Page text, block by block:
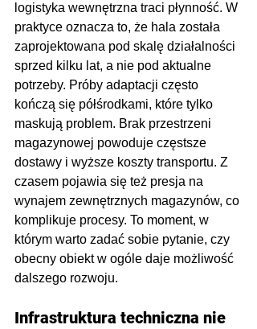
logistyka wewnętrzna traci płynność. W
praktyce oznacza to, że hala została
zaprojektowana pod skalę działalności
sprzed kilku lat, a nie pod aktualne
potrzeby. Próby adaptacji często
kończą się półśrodkami, które tylko
maskują problem. Brak przestrzeni
magazynowej powoduje częstsze
dostawy i wyższe koszty transportu. Z
czasem pojawia się też presja na
wynajem zewnętrznych magazynów, co
komplikuje procesy. To moment, w
którym warto zadać sobie pytanie, czy
obecny obiekt w ogóle daje możliwość
dalszego rozwoju.
Infrastruktura techniczna nie